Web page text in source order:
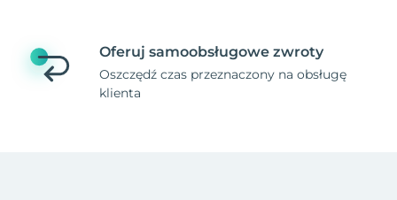
Oferuj samoobsługowe zwroty
Oszczędź czas przeznaczony na obsługę
klienta